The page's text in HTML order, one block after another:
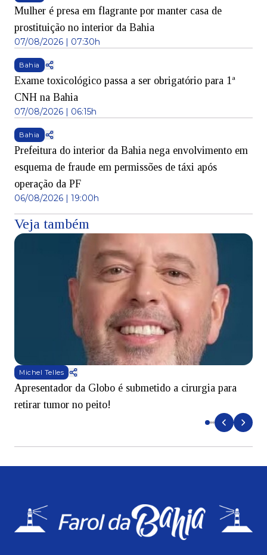
Mulher é presa em flagrante por manter casa de
prostituição no interior da Bahia
07/08/2026 | 07:30h
Bahia
Exame toxicológico passa a ser obrigatório para 1ª
CNH na Bahia
07/08/2026 | 06:15h
Bahia
Prefeitura do interior da Bahia nega envolvimento em
esquema de fraude em permissões de táxi após
operação da PF
06/08/2026 | 19:00h
Veja também
Michel Telles
Apresentador da Globo é submetido a cirurgia para
retirar tumor no peito!